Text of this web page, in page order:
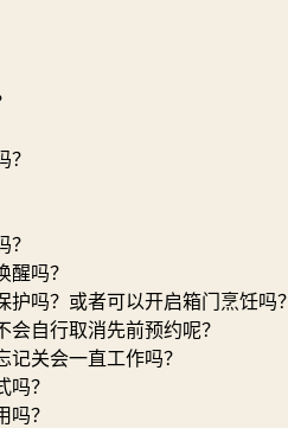
吗？
吗？或者可以开启箱门烹饪吗？
自行取消先前预约呢？
关会一直工作吗？
？
？